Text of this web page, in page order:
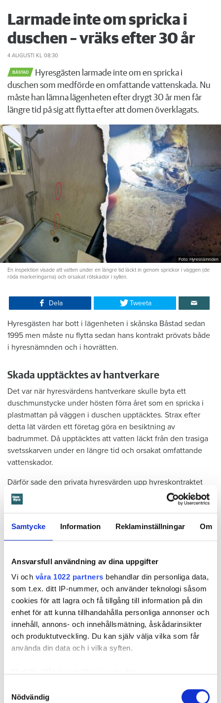
Samtycke Information Reklaminställningar Om
Ansvarsfull användning av dina uppgifter
Vi och våra 1022 partners behandlar din personliga data,
som t.ex. ditt IP-nummer, och använder teknologi såsom
cookies för att lagra och få tillgång till information på din
enhet för att kunna tillhandahålla personliga annonser och
innehåll, annons- och innehållsmätning, åskådarinsikter
och produktutveckling. Du kan själv välja vilka som får
använda din data och i vilka syften.
som kan ha en noggrannhet på upp till flera meter
Nödvändig
Larmade inte om spricka i
duschen – vräks efter 30 år
4 AUGUSTI KL 08:30
BÅSTAD
Hyresgästen larmade inte om en spricka i
duschen som medförde en omfattande vattenskada. Nu
måste han lämna lägenheten efter drygt 30 år men får
längre tid på sig att flytta efter att domen överklagats.
Foto: Hyresnämnden
En inspektion visade att vatten under en längre tid läckt in genom sprickor i väggen (de
röda markeringarna) och orsakat rötskador i syllen.
Dela Tweeta
Hyresgästen har bott i lägenheten i skånska Båstad sedan
1995 men måste nu flytta sedan hans kontrakt prövats både
i hyresnämnden och i hovrätten.
Skada upptäcktes av hantverkare
Det var när hyresvärdens hantverkare skulle byta ett
duschmunstycke under hösten förra året som en spricka i
plastmattan på väggen i duschen upptäcktes. Strax efter
detta lät värden ett företag göra en besiktning av
badrummet. Då upptäcktes att vatten läckt från den trasiga
svetsskarven under en längre tid och orsakat omfattande
vattenskador.
Därför sade den privata hyresvärden upp hyreskontraktet
med hänvisning till att hyresgästen inte iakttagit sin så
kallade vårdplikt (se faktaruta). Eftersom han inte gick med
uppsägningen.
Hyresgästen borde ha upptäckt och larmat om glipan i duschväggen, menar
domstolarna.